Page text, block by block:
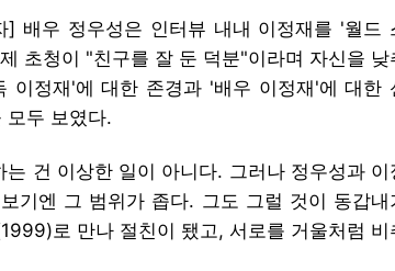
배우 정우성은 인터뷰 내내 이정재를 '월드
초청이 "친구를 잘 둔 덕분"이라며 자신을 낮
이정재'에 대한 존경과 '배우 이정재'에 대한
모두 보였다.
건 이상한 일이 아니다. 그러나 정우성과 이
기엔 그 범위가 좁다. 그도 그럴 것이 동갑내
로 만나 절친이 됐고, 서로를 거울처럼 비